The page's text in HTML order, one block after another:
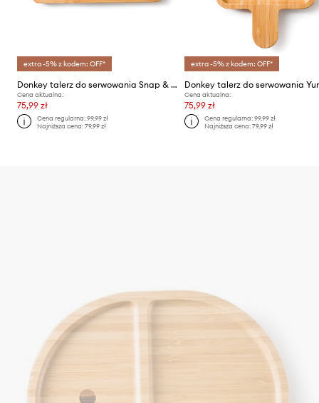
extra -5% z kodem: OFF*
Donkey talerz do serwowania Snap & Smile
Cena aktualna:
75,99 zł
Cena regularna:99,99 zł
Najniższa cena:79,99 zł
extra -5% z kodem: OFF*
Cena aktualna:
75,99 zł
Cena regularna: 99,99 zł
Najniższa cena: 79,99 zł